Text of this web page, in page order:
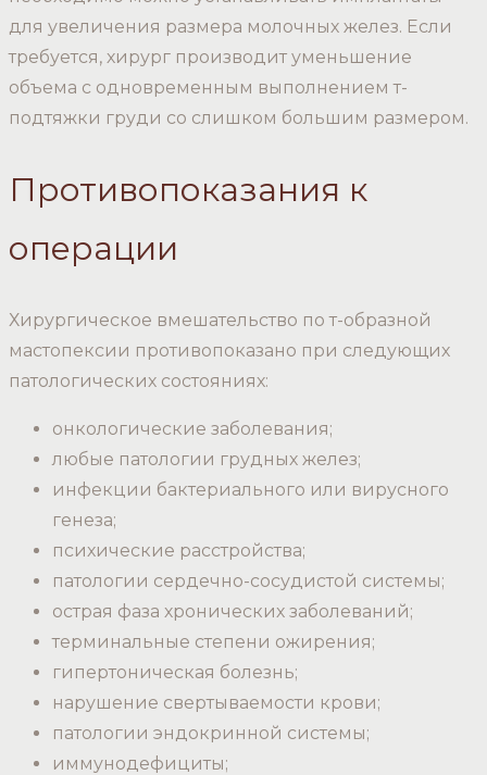
для увеличения размера молочных желез. Если
требуется, хирург производит уменьшение
объема с одновременным выполнением т-
подтяжки груди со слишком большим размером.
Противопоказания к
операции
Хирургическое вмешательство по т-образной
мастопексии противопоказано при следующих
патологических состояниях:
онкологические заболевания;
любые патологии грудных желез;
инфекции бактериального или вирусного
генеза;
психические расстройства;
патологии сердечно-сосудистой системы;
острая фаза хронических заболеваний;
терминальные степени ожирения;
гипертоническая болезнь;
нарушение свертываемости крови;
патологии эндокринной системы;
иммунодефициты;